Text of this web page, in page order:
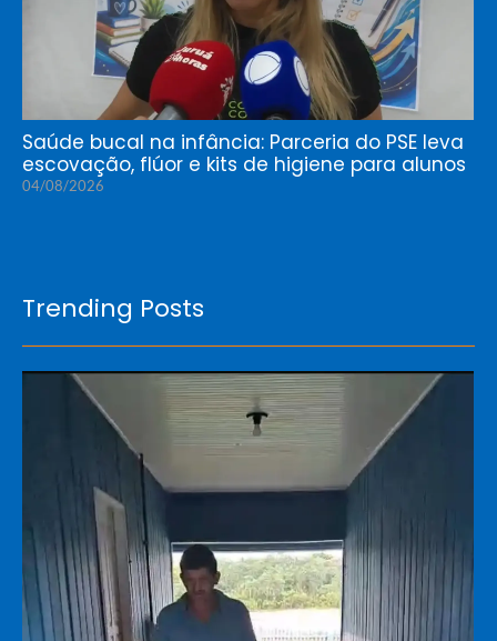
Saúde bucal na infância: Parceria do PSE leva
escovação, flúor e kits de higiene para alunos
04/08/2026
Trending Posts